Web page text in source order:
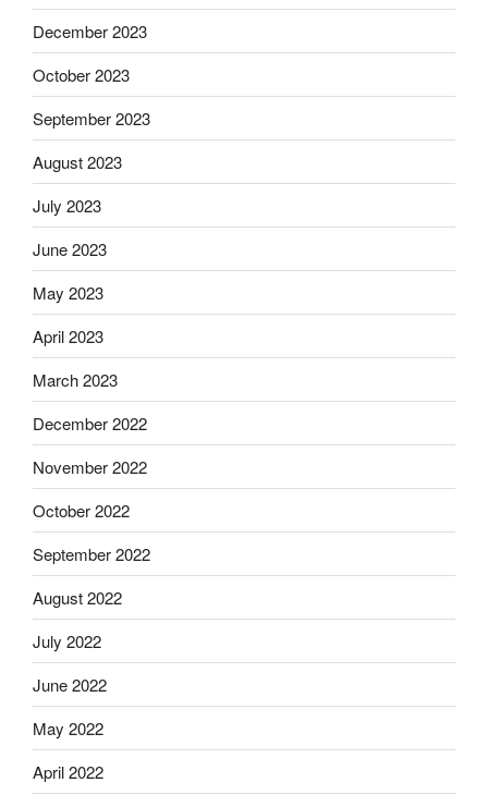
December 2023
October 2023
September 2023
August 2023
July 2023
June 2023
May 2023
April 2023
March 2023
December 2022
November 2022
October 2022
September 2022
August 2022
July 2022
June 2022
May 2022
April 2022